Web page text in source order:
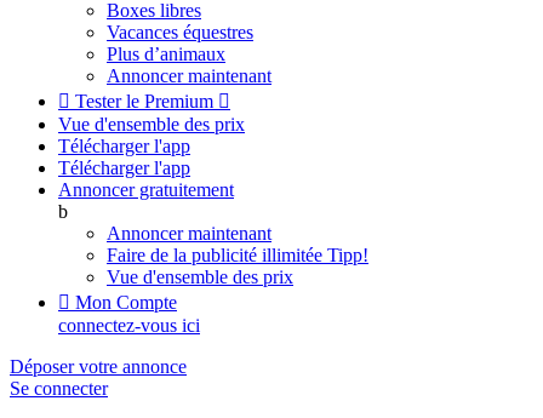
Boxes libres
Vacances équestres
Plus d’animaux
Annoncer maintenant
 Tester le Premium 
Vue d'ensemble des prix
Télécharger l'app
Télécharger l'app
Annoncer gratuitement
b
Annoncer maintenant
Faire de la publicité illimitée Tipp!
Vue d'ensemble des prix
 Mon Compte
connectez-vous ici
Déposer votre annonce
Se connecter